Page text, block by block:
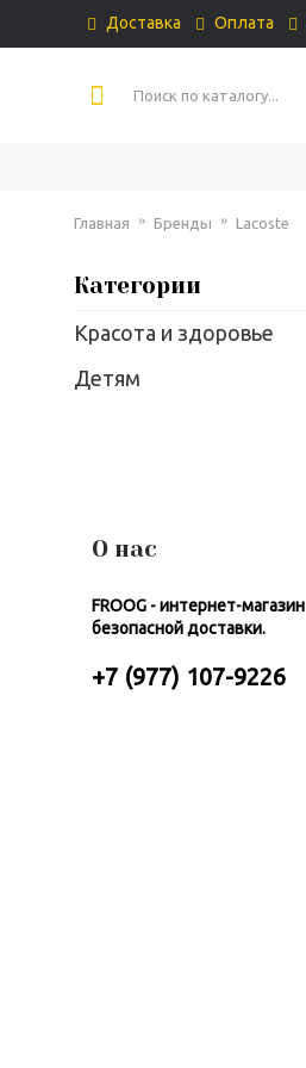
Доставка Оплата
Главная Бренды Lacoste
Категории
Красота и здоровье
Детям
О нас
FROOG - интернет-магазин
безопасной доставки.
+7 (977) 107-9226